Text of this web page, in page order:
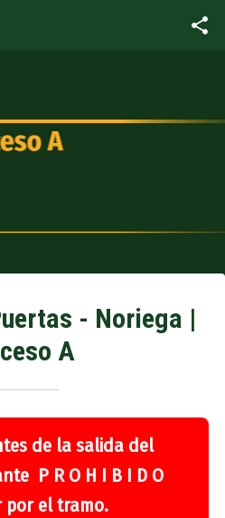
- Noriega |
A
de la salida del
P R O H I B I D O
por el tramo.